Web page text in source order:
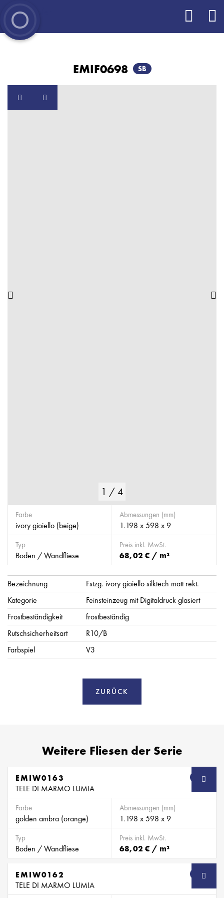
EMIF0698 SB
1 /4
Farbe
ivory gioiello (beige)
Abmessungen (mm)
1.198 x 598 x 9
Typ
Boden / Wandfliese
Preis inkl. MwSt.
68,02 € / m²
Bezeichnung
Fstzg. ivory gioiello silktech matt rekt.
Kategorie
Feinsteinzeug mit Digitaldruck glasiert
Frostbeständigkeit
frostbeständig
Rutschsicherheitsart
R10/B
Farbspiel
V3
ZURÜCK
Weitere Fliesen der Serie
SB
EMIW0163
TELE DI MARMO LUMIA
Farbe
golden ambra (orange)
Abmessungen (mm)
1.198 x 598 x 9
Typ
Boden / Wandfliese
Preis inkl. MwSt.
68,02 € / m²
SB
EMIW0162
TELE DI MARMO LUMIA